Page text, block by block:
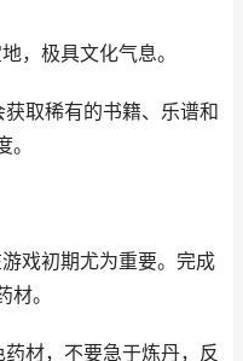
，极具文化气息。
取稀有的书籍、乐谱和
戏初期尤为重要。完成
。
材，不要急于炼丹，反